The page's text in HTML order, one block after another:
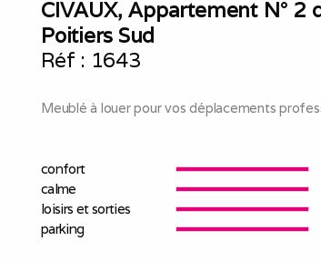
CIVAUX, Appartement N°
Poitiers Sud
Réf : 1643
Meublé à louer pour vos déplacements
confort
calme
loisirs et sorties
parking